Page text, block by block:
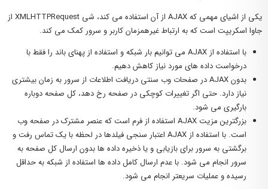
یکی از اشیای مهمی که AJAX از آن استفاده می کند، شی XMLHTTPRequest از
جاوا اسکریپت است که به ارتباط غیرهمزمان کاربر و سرور کمک می کند.
با استفاده از AJAX می توانیم بار شبکه و استفاده از پهنای باند را فقط با
درخواست داده های مورد نیاز کاهش دهیم.
بدون AJAX در صفحات وب سنتی دریافت اطلاعات از سرور به زمان بیشتری
نیاز دارد. حتی اگر تغییرات کوچکی در صفحه رخ دهد، کل صفحه دوباره
بارگیری می شود.
بزرگترین مزیت AJAX استفاده از فرم است که عنصر مشترک در صفحه وب
است. با استفاده از AJAX اعتبار سنجی فیلدها در لحظه با یک تماس رفت و
برگشتی به سرور برای بازیابی و یا ذخیره داده ها بدون ارسال کل صفحه به
سرور انجام می شود. با عدم ارسال کامل داده ها استفاده از شبکه به حداقل
رسیده و عملیات سریعتر انجام می شود.